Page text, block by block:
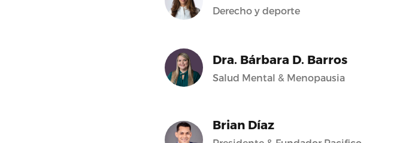
Derecho y deporte
Dra. Bárbara D. Barros
Salud Mental & Menopausia
Brian Díaz